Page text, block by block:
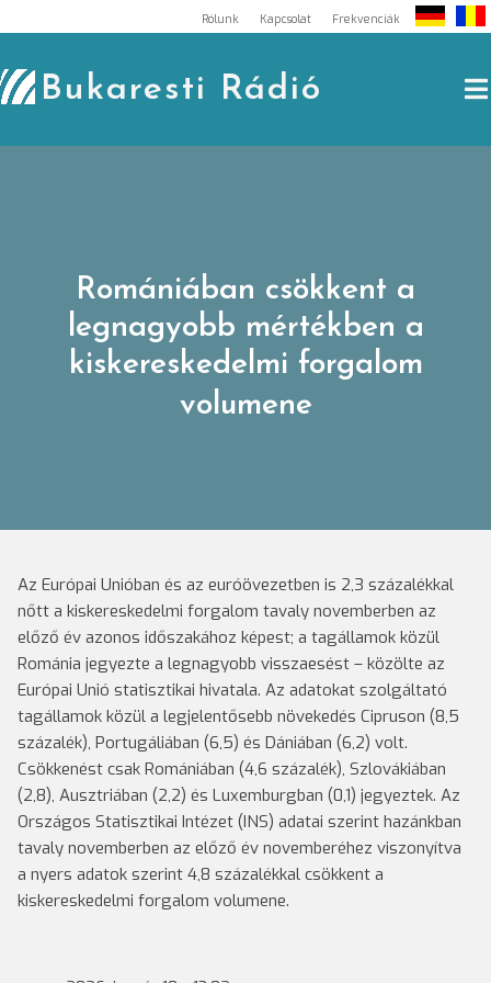
to
content
Rólunk Kapcsolat Frekvenciák
Bukaresti Rádió
Romániában csökkent a
legnagyobb mértékben a
kiskereskedelmi forgalom
volumene
Az Európai Unióban és az euróövezetben is 2,3 százalékkal
nőtt a kiskereskedelmi forgalom tavaly novemberben az
előző év azonos időszakához képest; a tagállamok közül
Románia jegyezte a legnagyobb visszaesést – közölte az
Európai Unió statisztikai hivatala. Az adatokat szolgáltató
tagállamok közül a legjelentősebb növekedés Cipruson (8,5
százalék), Portugáliában (6,5) és Dániában (6,2) volt.
Csökkenést csak Romániában (4,6 százalék), Szlovákiában
(2,8), Ausztriában (2,2) és Luxemburgban (0,1) jegyeztek. Az
Országos Statisztikai Intézet (INS) adatai szerint hazánkban
tavaly novemberben az előző év novemberéhez viszonyítva
a nyers adatok szerint 4,8 százalékkal csökkent a
kiskereskedelmi forgalom volumene.